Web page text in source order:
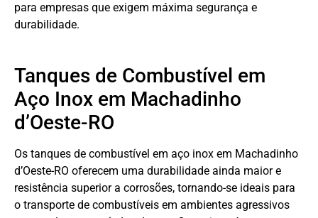
para empresas que exigem máxima segurança e
durabilidade.
Tanques de Combustível em
Aço Inox em Machadinho
d’Oeste-RO
Os tanques de combustível em aço inox em Machadinho
d’Oeste-RO oferecem uma durabilidade ainda maior e
resistência superior a corrosões, tornando-se ideais para
o transporte de combustíveis em ambientes agressivos